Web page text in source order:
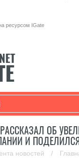
ресурсом IGate
ОБ
И
новостей /